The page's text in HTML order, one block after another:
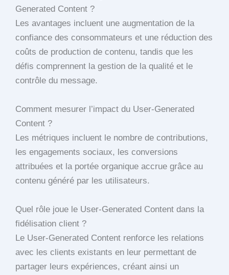
Generated Content ?
Les avantages incluent une augmentation de la
confiance des consommateurs et une réduction des
coûts de production de contenu, tandis que les
défis comprennent la gestion de la qualité et le
contrôle du message.
Comment mesurer l’impact du User-Generated
Content ?
Les métriques incluent le nombre de contributions,
les engagements sociaux, les conversions
attribuées et la portée organique accrue grâce au
contenu généré par les utilisateurs.
Quel rôle joue le User-Generated Content dans la
fidélisation client ?
Le User-Generated Content renforce les relations
avec les clients existants en leur permettant de
partager leurs expériences, créant ainsi un